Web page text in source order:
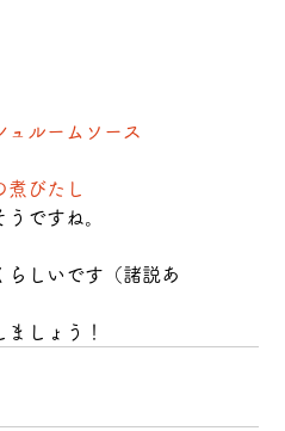
ュルームソース
びたし
ですね。
らしいです（諸説あ
しょう！